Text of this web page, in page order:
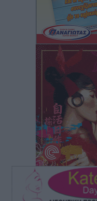
Τοπικές Ειδήσεις • πριν 9
Ρόδος: «Βουλιάζει»
επιβάτες και 55
Τοπικές Ειδήσεις πριν 9
Γ’ Εθνική Κατηγορία:
αγωνιστικών της
πριν 15 ώρες
Συνελήφθησαν δύο
πελατών
Τοπικές Ειδήσεις• πριν 15
Χωρίς υποχρεωτική
Αθλητικά πριν 15 ώρες